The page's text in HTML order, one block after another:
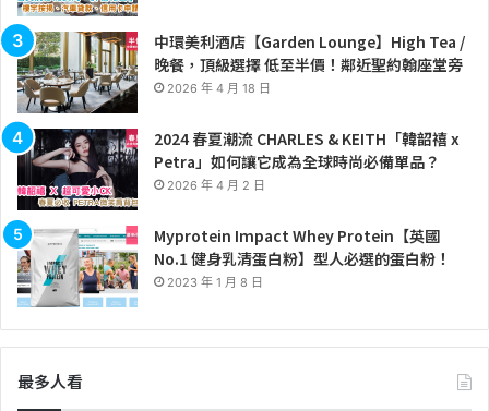
中環美利酒店【Garden Lounge】High Tea /
晚餐，頂級選擇 低至半價！鄰近聖約翰座堂旁
2026 年 4 月 18 日
2024 春夏潮流 CHARLES & KEITH「韓韶禧 x
Petra」如何讓它成為全球時尚必備單品？
2026 年 4 月 2 日
Myprotein Impact Whey Protein【英國
No.1 健身乳清蛋白粉】型人必選的蛋白粉！
2023 年 1 月 8 日
最多人看